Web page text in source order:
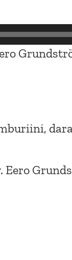
Eero